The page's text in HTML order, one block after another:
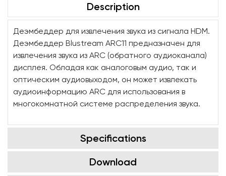
Description
Деэмбеддер для извлечения звука из сигнала HDM.
Деэмбеддер Blustream ARC11 предназначен для
извлечения звука из ARC (обратного аудиоканала)
дисплея. Обладая как аналоговым аудио, так и
оптическим аудиовыходом, он может извлекать
аудиоинформацию ARC для использования в
многокомнатной системе распределения звука.
Specifications
Download